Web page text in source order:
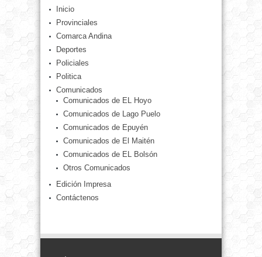
Inicio
Provinciales
Comarca Andina
Deportes
Policiales
Politica
Comunicados
Comunicados de EL Hoyo
Comunicados de Lago Puelo
Comunicados de Epuyén
Comunicados de El Maitén
Comunicados de EL Bolsón
Otros Comunicados
Edición Impresa
Contáctenos